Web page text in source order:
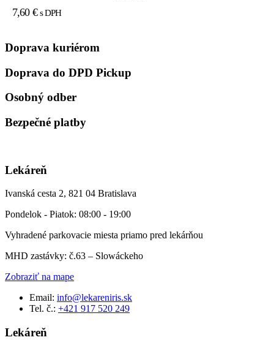
na
stránke
7,60 € s DPH
Doprava kuriérom
Doprava do DPD Pickup
Osobný odber
Bezpečné platby
Lekáreň
Ivanská cesta 2, 821 04 Bratislava
Pondelok - Piatok: 08:00 - 19:00
Vyhradené parkovacie miesta priamo pred lekárňou
MHD zastávky: č.63 – Slowáckeho
Zobraziť na mape
Email: info@lekareniris.sk
Tel. č.: +421 917 520 249
Lekáreň